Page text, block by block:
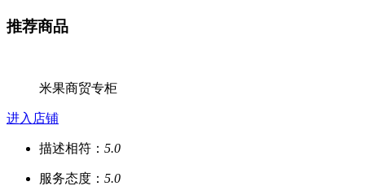
推荐商品
米果商贸专柜
进入店铺
描述相符： 5.0
服务态度： 5.0